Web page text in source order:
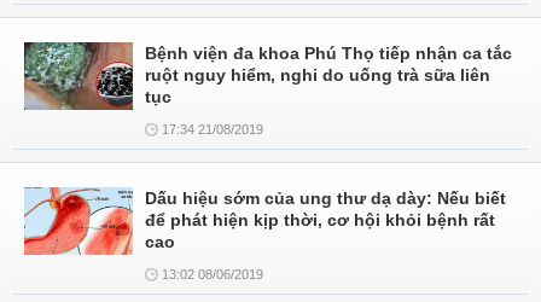
Bệnh viện đa khoa Phú Thọ tiếp nhận ca tắc
ruột nguy hiểm, nghi do uống trà sữa liên
tục
17:34 21/08/2019
Dấu hiệu sớm của ung thư dạ dày: Nếu biết
để phát hiện kịp thời, cơ hội khỏi bệnh rất
cao
13:02 08/06/2019